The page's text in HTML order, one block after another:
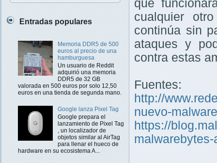
Entradas populares
Memoria DDR5 de 500
euros al precio de una
hamburguesa
Un usuario de Reddit
adquirió una memoria
DDR5 de 32 GB
valorada en 500 euros por solo 12,50
euros en una tienda de segunda mano.
Google lanza Pixel Tag
Google prepara el
lanzamiento de Pixel Tag
, un localizador de
objetos similar al AirTag
para llenar el hueco de
hardware en su ecosistema A...
que
cualquier
continúa sin
ataques y
contra estas
Fuentes:
http://
nuevo-
https://